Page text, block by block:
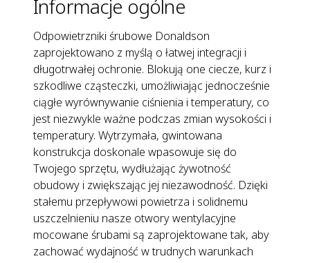
Informacje ogólne
Odpowietrzniki śrubowe Donaldson
zaprojektowano z myślą o łatwej integracji i
długotrwałej ochronie. Blokują one ciecze, kurz i
szkodliwe cząsteczki, umożliwiając jednocześnie
ciągłe wyrównywanie ciśnienia i temperatury, co
jest niezwykle ważne podczas zmian wysokości i
temperatury. Wytrzymała, gwintowana
konstrukcja doskonale wpasowuje się do
Twojego sprzętu, wydłużając żywotność
obudowy i zwiększając jej niezawodność. Dzięki
stałemu przepływowi powietrza i solidnemu
uszczelnieniu nasze otwory wentylacyjne
mocowane śrubami są zaprojektowane tak, aby
zachować wydajność w trudnych warunkach